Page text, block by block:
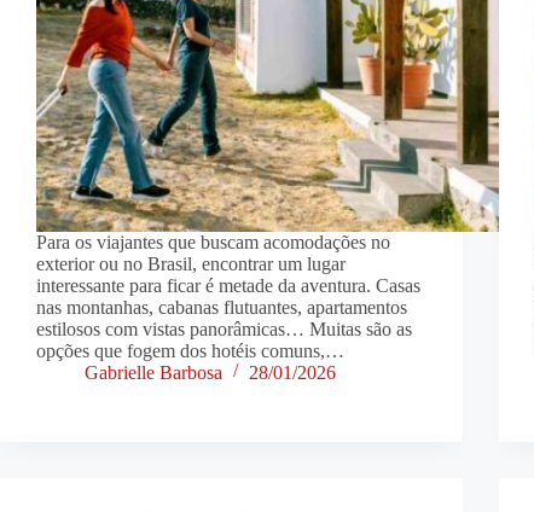
Para os viajantes que buscam acomodações no
exterior ou no Brasil, encontrar um lugar
interessante para ficar é metade da aventura. Casas
nas montanhas, cabanas flutuantes, apartamentos
estilosos com vistas panorâmicas… Muitas são as
opções que fogem dos hotéis comuns,…
Gabrielle Barbosa
28/01/2026